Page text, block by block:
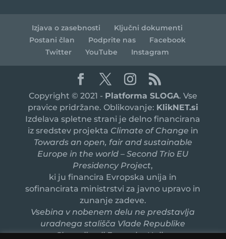
Izjava o zasebnosti
Ključni dokumenti
Postani član
Podprite nas
Facebook
Twitter
YouTube Instagram
Copyright © 2021 - Platforma SLOGA. Vse
pravice pridržane. Oblikovanje: KlikNET.si
Izdelava spletne strani je delno financirana
iz sredstev projekta Climate of Change in
Towards an open, fair and sustainable
Europe in the world – Second Trio EU
Presidency Project,
ki ju financira Evropska unija in
sofinancirata ministrstvi za javno upravo in
zunanje zadeve.
Vsebina v nobenem delu ne predstavlja
uradnega stališča Vlade Republike
Slovenije ali Evropske Unije.